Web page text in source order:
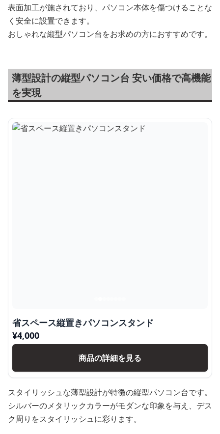
表面加工が施されており、パソコン本体を傷つけることな
く安全に設置できます。
おしゃれな縦型パソコン台をお求めの方におすすめです。
薄型設計の縦型パソコン台 安い価格で高機能
を実現
省スペース縦置きパソコンスタンド
¥4,000
商品の詳細を見る
スタイリッシュな薄型設計が特徴の縦型パソコン台です。
シルバーのメタリックカラーがモダンな印象を与え、デス
ク周りをスタイリッシュに彩ります。